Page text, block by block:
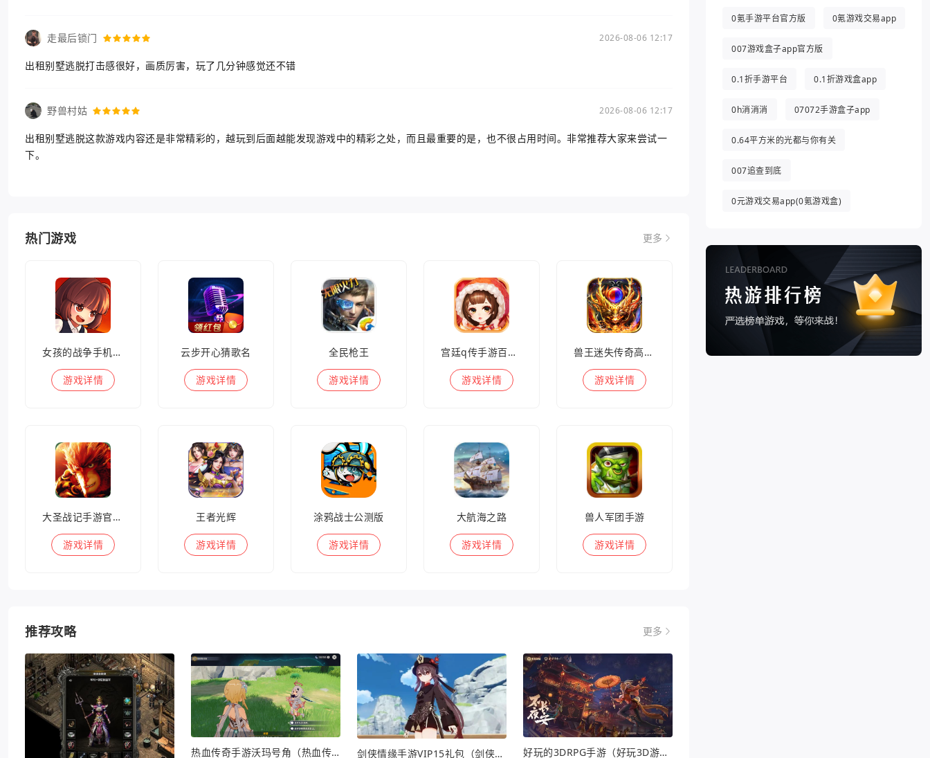
走最后锁门 2026-08-06 12:17
出租别墅逃脱打击感很好，画质厉害，玩了几分钟感觉还不错
野兽村姑 2026-08-06 12:17
出租别墅逃脱这款游戏内容还是非常精彩的，越玩到后面越能发现游戏中的精彩之处，而且最重要的是，也不很占用时间。非常推荐大家来尝试一
下。
热门游戏 更多
女孩的战争手机版(暂未上线)
游戏详情
云步开心猜歌名
游戏详情
全民枪王
游戏详情
宫廷q传手游百度版
游戏详情
兽王迷失传奇高爆版
游戏详情
大圣战记手游官方版
游戏详情
王者光辉
游戏详情
涂鸦战士公测版
游戏详情
大航海之路
游戏详情
兽人军团手游
游戏详情
推荐攻略 更多
热血传奇手游沃玛号角（热血传奇沃玛装备隐藏属性） 剑侠情缘手游VIP15礼包（剑侠情缘手游VIP1到18一共要花多少钱） 好玩的3DRPG手游（好玩3D游戏排行）
0氪手游平台官方版 0氪游戏交易app
007游戏盒子app官方版
0.1折手游平台 0.1折游戏盒app
0h消消消 07072手游盒子app
0.64平方米的光都与你有关
007追查到底
0元游戏交易app(0氪游戏盒)